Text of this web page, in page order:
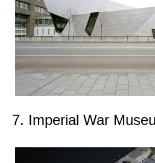
7. Imperial War